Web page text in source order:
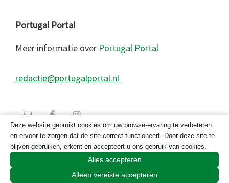
website
Portugal Portal
Meer informatie over Portugal Portal
redactie@portugalportal.nl
Deze website gebruikt cookies om uw browse-ervaring te verbeteren
en ervoor te zorgen dat de site correct functioneert. Door deze site te
blijven gebruiken, erkent en accepteert u ons gebruik van cookies.
Alles accepteren
Alleen vereiste accepteren